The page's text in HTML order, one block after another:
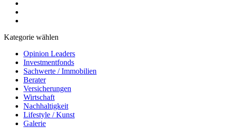
Kategorie wählen
Opinion Leaders
Investmentfonds
Sachwerte / Immobilien
Berater
Versicherungen
Wirtschaft
Nachhaltigkeit
Lifestyle / Kunst
Galerie